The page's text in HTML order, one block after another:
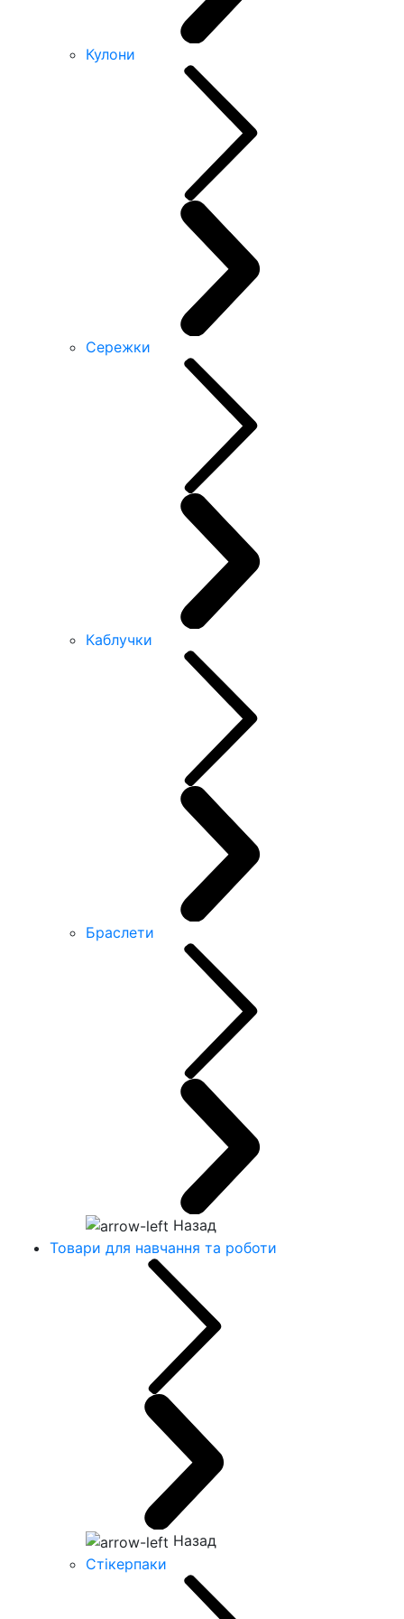
Кулони
Сережки
Каблучки
Браслети
Назад
Товари для навчання та роботи
Назад
Стікерпаки